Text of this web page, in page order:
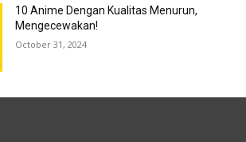
10 Anime Dengan Kualitas Menurun,
Mengecewakan!
October 31, 2024